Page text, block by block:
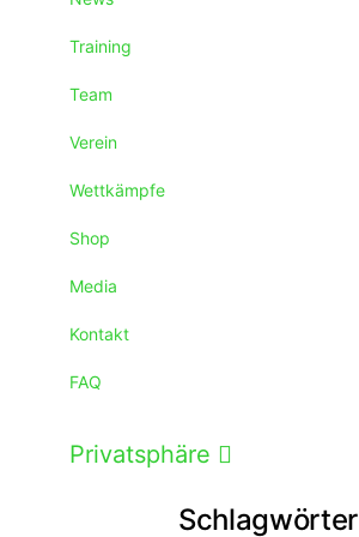
Training
Team
Verein
Wettkämpfe
Shop
Media
Kontakt
FAQ
Privatsphäre
Schlagwörter